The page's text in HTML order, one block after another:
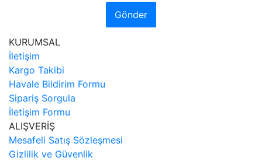
Gönder
KURUMSAL
İletişim
Kargo Takibi
Havale Bildirim Formu
Sipariş Sorgula
İletişim Formu
ALIŞVERİŞ
Mesafeli Satış Sözleşmesi
Gizlilik ve Güvenlik